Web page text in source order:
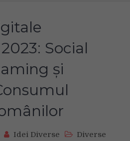
Social
și
Idei Diverse
Diverse